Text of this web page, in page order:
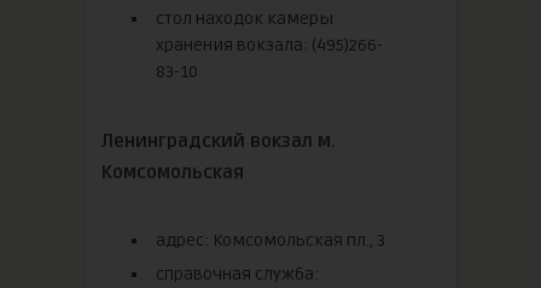
стол находок камеры
хранения вокзала: (495)266-
83-10
Ленинградский вокзал м.
Комсомольская
адрес: Комсомольская пл., 3
справочная служба: